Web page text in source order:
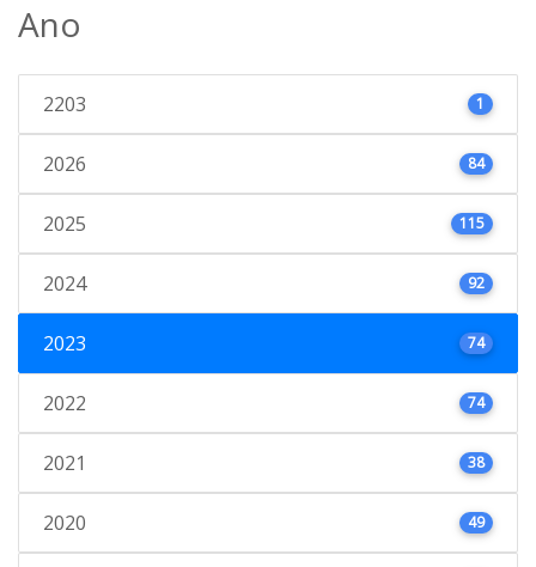
Ano
2203 1
2026 84
2025 115
2024 92
2023 74
2022 74
2021 38
2020 49